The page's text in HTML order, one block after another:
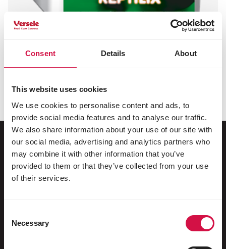
Consent Details About
This website uses cookies
We use cookies to personalise content and ads, to
provide social media features and to analyse our traffic.
We also share information about your use of our site with
our social media, advertising and analytics partners who
may combine it with other information that you’ve
provided to them or that they’ve collected from your use
of their services.
Selection
Necessary
REPTILIX
Schildpad
Voeder voor landschildpadden
Voor jouw dier
Steltlopers & loopvogels